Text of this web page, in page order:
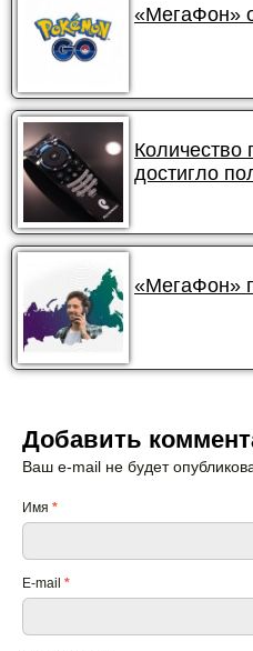
«МегаФон»
Количество
достигло
«МегаФон»
Добавить
Ваш e-mail не будет
Имя *
E-mail *